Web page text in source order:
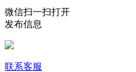
微信扫一扫打开
发布信息
联系客服